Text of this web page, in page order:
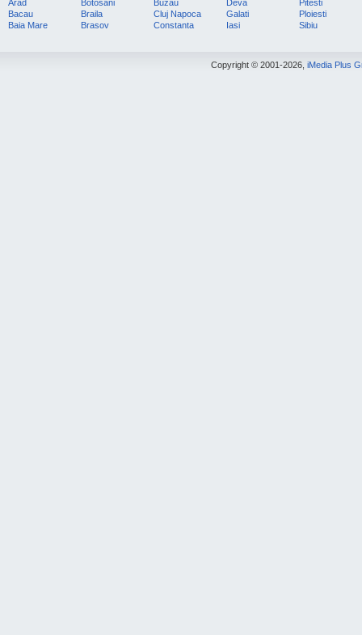
Arad
Bacau
Baia Mare
Botosani
Braila
Brasov
Buzau
Cluj Napoca
Constanta
Deva
Galati
Iasi
Pitesti
Ploiesti
Sibiu
Copyright © 2001-2026, iMedia Plus